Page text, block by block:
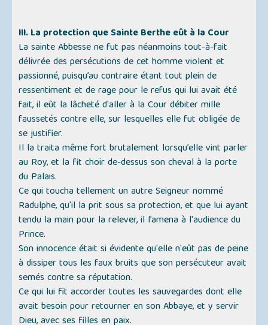
III. La protection que Sainte Berthe eût à la Cour
La sainte Abbesse ne fut pas néanmoins tout-à-fait
délivrée des persécutions de cet homme violent et
passionné, puisqu’au contraire étant tout plein de
ressentiment et de rage pour le refus qui lui avait été
fait, il eût la lâcheté d'aller à la Cour débiter mille
faussetés contre elle, sur lesquelles elle fut obligée de
se justifier.
Il la traita même fort brutalement lorsqu’elle vint parler
au Roy, et la fit choir de-dessus son cheval à la porte
du Palais.
Ce qui toucha tellement un autre Seigneur nommé
Radulphe, qu'il la prit sous sa protection, et que lui ayant
tendu la main pour la relever, il l’amena à l'audience du
Prince.
Son innocence était si évidente qu'elle n'eût pas de peine
à dissiper tous les faux bruits que son persécuteur avait
semés contre sa réputation.
Ce qui lui fit accorder toutes les sauvegardes dont elle
avait besoin pour retourner en son Abbaye, et y servir